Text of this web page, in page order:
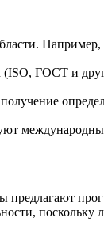
(ISO, ГОСТ и
предлагают
поскольку